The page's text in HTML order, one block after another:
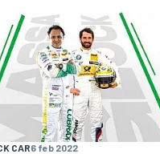
CAR6 feb 2022